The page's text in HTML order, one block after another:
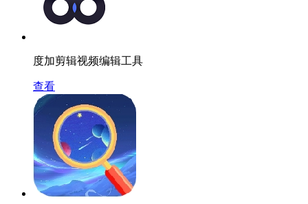
度加剪辑视频编辑工具
查看